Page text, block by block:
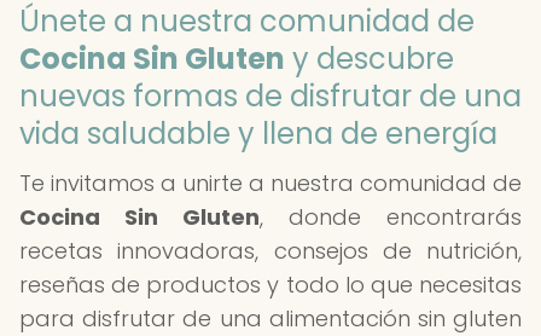
Únete a nuestra comunidad de
Cocina Sin Gluten y descubre
nuevas formas de disfrutar de una
vida saludable y llena de energía
Te invitamos a unirte a nuestra comunidad de
Cocina Sin Gluten, donde encontrarás
recetas innovadoras, consejos de nutrición,
reseñas de productos y todo lo que necesitas
para disfrutar de una alimentación sin gluten